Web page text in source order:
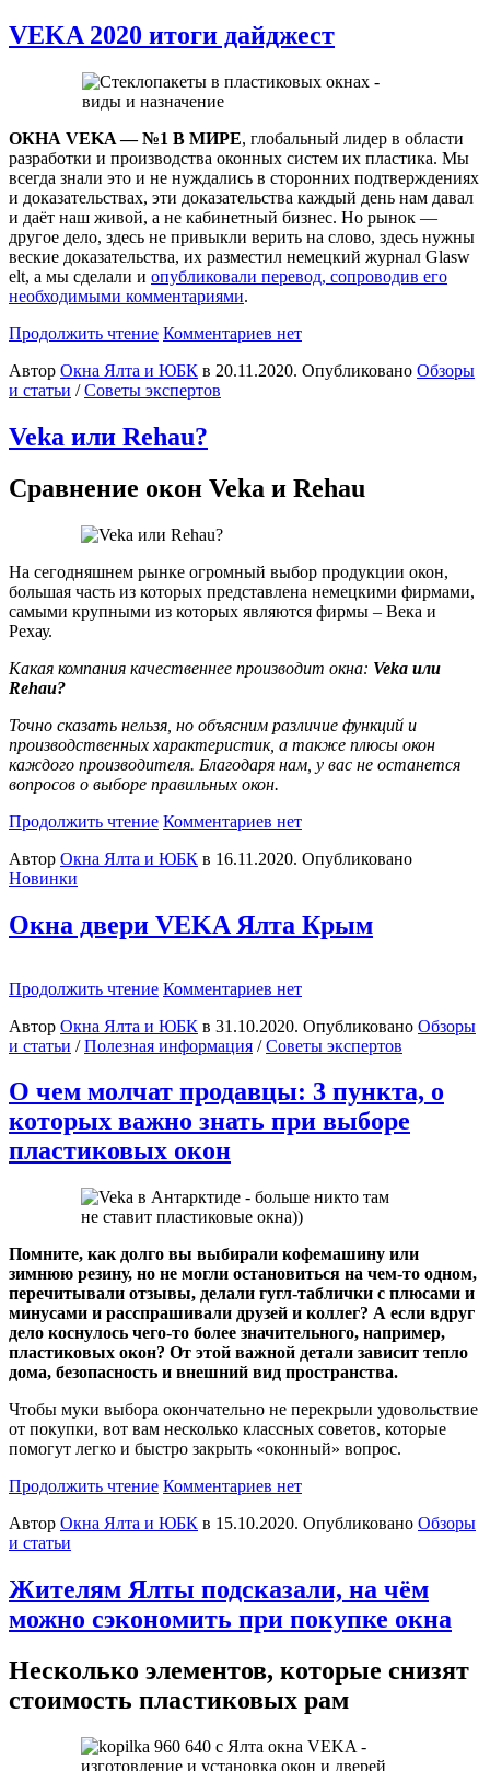
VEKA 2020 итоги дайджест
ОКНА VEKA — №1 В МИРЕ, глобальный лидер в области
разработки и производства оконных систем их пластика. Мы
всегда знали это и не нуждались в сторонних подтверждениях
и доказательствах, эти доказательства каждый день нам давал
и даёт наш живой, а не кабинетный бизнес. Но рынок —
другое дело, здесь не привыкли верить на слово, здесь нужны
веские доказательства, их разместил немецкий журнал Glasw
elt, а мы сделали и опубликовали перевод, сопроводив его
необходимыми комментариями.
Продолжить чтение Комментариев нет
Автор Окна Ялта и ЮБК в 20.11.2020. Опубликовано Обзоры
и статьи /Советы экспертов
Veka или Rehau?
Сравнение окон Veka и Rehau
На сегодняшнем рынке огромный выбор продукции окон,
большая часть из которых представлена немецкими фирмами,
самыми крупными из которых являются фирмы – Века и
Рехау.
Какая компания качественнее производит окна: Veka или
Rehau?
Точно сказать нельзя, но объясним различие функций и
производственных характеристик, а также плюсы окон
каждого производителя. Благодаря нам, у вас не останется
вопросов о выборе правильных окон.
Продолжить чтение Комментариев нет
Автор Окна Ялта и ЮБК в 16.11.2020. Опубликовано
Новинки
Окна двери VEKA Ялта Крым
Продолжить чтение Комментариев нет
Автор Окна Ялта и ЮБК в 31.10.2020. Опубликовано Обзоры
и статьи /Полезная информация /Советы экспертов
О чем молчат продавцы: 3 пункта, о
которых важно знать при выборе
пластиковых окон
Помните, как долго вы выбирали кофемашину или
зимнюю резину, но не могли остановиться на чем-то одном,
перечитывали отзывы, делали гугл-таблички с плюсами и
минусами и расспрашивали друзей и коллег? А если вдруг
дело коснулось чего-то более значительного, например,
пластиковых окон? От этой важной детали зависит тепло
дома, безопасность и внешний вид пространства.
Чтобы муки выбора окончательно не перекрыли удовольствие
от покупки, вот вам несколько классных советов, которые
помогут легко и быстро закрыть «оконный» вопрос.
Продолжить чтение Комментариев нет
Автор Окна Ялта и ЮБК в 15.10.2020. Опубликовано Обзоры
и статьи
Жителям Ялты подсказали, на чём
можно сэкономить при покупке окна
Несколько элементов, которые снизят
стоимость пластиковых рам